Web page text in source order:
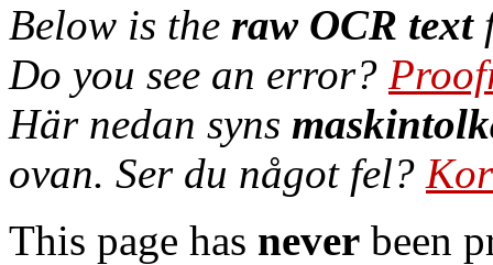
Below is the raw OCR text
Do you see an error?
Här nedan syns
ovan. Ser du något fel?
This page has never been